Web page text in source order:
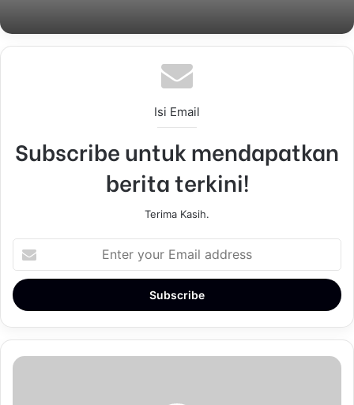
Isi Email
Subscribe untuk mendapatkan
berita terkini!
Terima Kasih.
e
y
u